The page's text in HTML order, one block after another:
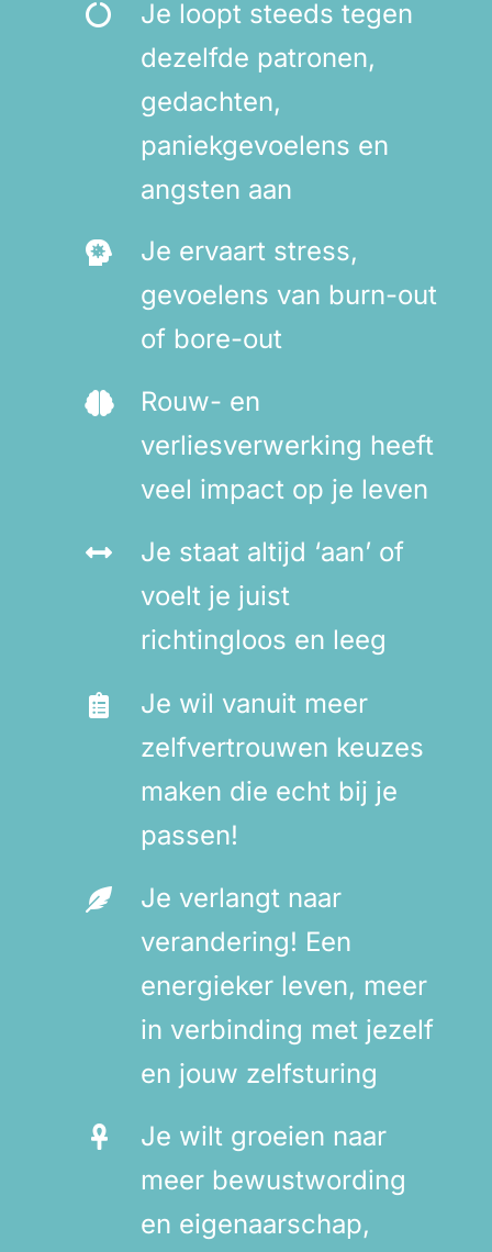
Je loopt steeds tegen
dezelfde patronen,
gedachten,
paniekgevoelens en
angsten aan
Je ervaart stress,
gevoelens van burn-out
of bore-out
Rouw- en
verliesverwerking heeft
veel impact op je leven
Je staat altijd ‘aan’ of
voelt je juist
richtingloos en leeg
Je wil vanuit meer
zelfvertrouwen keuzes
maken die echt bij je
passen!
Je verlangt naar
verandering! Een
energieker leven, meer
in verbinding met jezelf
en jouw zelfsturing
Je wilt groeien naar
meer bewustwording
en eigenaarschap,